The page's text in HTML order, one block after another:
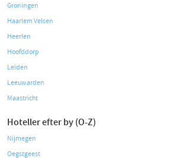
Groningen
Haarlem Velsen
Heerlen
Hoofddorp
Leiden
Leeuwarden
Maastricht
Hoteller efter by (O-Z)
Nijmegen
Oegstgeest